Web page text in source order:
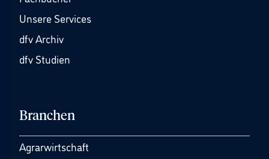
Unsere Services
dfv Archiv
dfv Studien
Branchen
Agrarwirtschaft